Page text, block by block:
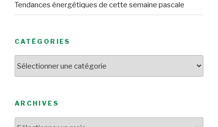
Tendances énergétiques de cette semaine pascale
CATÉGORIES
ARCHIVES